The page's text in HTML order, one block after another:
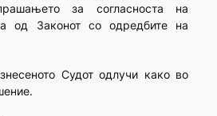
за согласноста на
од Законот со одредбите на
Судот одлучи како во